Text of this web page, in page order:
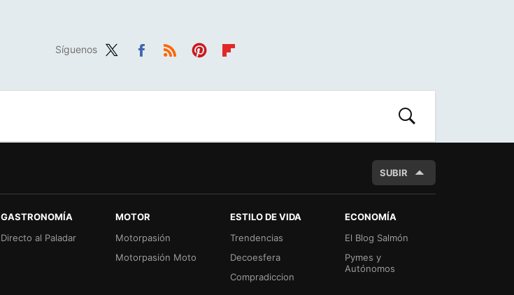
Síguenos
ter
ebo
eres boa
BUSCAR
SUBIR
GASTRONOMÍA
Directo al Paladar
MOTOR
Motorpasión
Motorpasión Moto
ESTILO DE VIDA
Trendencias
Decoesfera
Compradiccion
ECONOMÍA
El Blog Salmón
Pymes y
Autónomos